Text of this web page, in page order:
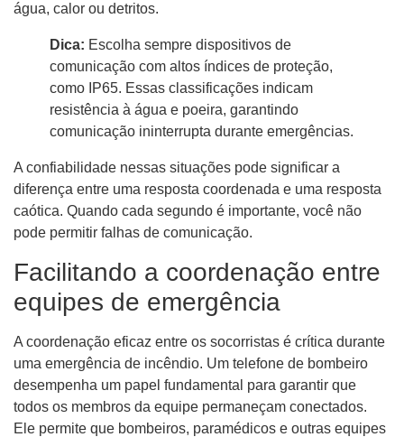
água, calor ou detritos.
Dica: Escolha sempre dispositivos de
comunicação com altos índices de proteção,
como IP65. Essas classificações indicam
resistência à água e poeira, garantindo
comunicação ininterrupta durante emergências.
A confiabilidade nessas situações pode significar a
diferença entre uma resposta coordenada e uma resposta
caótica. Quando cada segundo é importante, você não
pode permitir falhas de comunicação.
Facilitando a coordenação entre
equipes de emergência
A coordenação eficaz entre os socorristas é crítica durante
uma emergência de incêndio. Um telefone de bombeiro
desempenha um papel fundamental para garantir que
todos os membros da equipe permaneçam conectados.
Ele permite que bombeiros, paramédicos e outras equipes